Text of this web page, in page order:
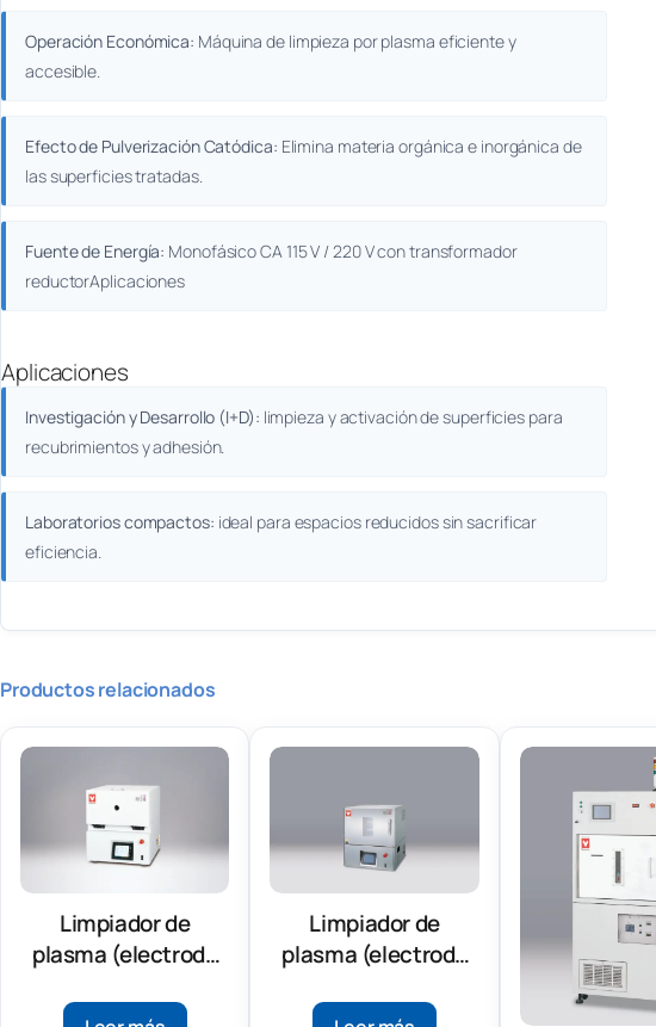
Operación Económica: Máquina de limpieza por plasma eficiente y
accesible.
Efecto de Pulverización Catódica: Elimina materia orgánica e inorgánica de
las superficies tratadas.
Fuente de Energía: Monofásico CA 115 V / 220 V con transformador
reductorAplicaciones
Aplicaciones
Investigación y Desarrollo (I+D): limpieza y activación de superficies para
recubrimientos y adhesión.
Laboratorios compactos: ideal para espacios reducidos sin sacrificar
eficiencia.
Productos relacionados
Limpiador de
plasma (electrodo
Limpiador de
plasma (electrodo